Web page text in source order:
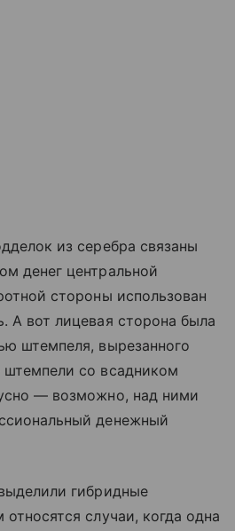
из серебра связаны
денег центральной
стороны использован
А вот лицевая сторона была
штемпеля, вырезанного
со всадником
— возможно, над ними
денежный
гибридные
случаи, когда одна